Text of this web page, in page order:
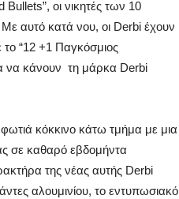
οι νικητές των 10
αυτό κατά νου, οι Derbi έχουν
“12 +1 Παγκόσμιος
να κάνουν τη μάρκα Derbi
κόκκινο κάτω τμήμα με μια
σε καθαρό εβδομήντα
της νέας αυτής Derbi
αλουμινίου, το εντυπωσιακό